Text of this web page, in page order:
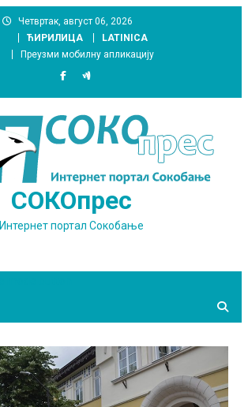
Четвртак, август 06, 2026
ЋИРИЛИЦА
LATINICA
Преузми мобилну апликацију
СОКОпрес
Интернет портал Сокобање